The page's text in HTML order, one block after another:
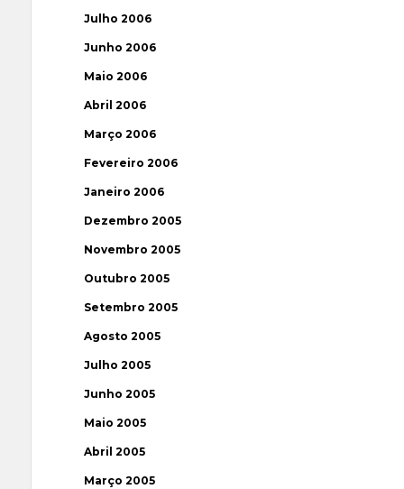
Julho 2006
Junho 2006
Maio 2006
Abril 2006
Março 2006
Fevereiro 2006
Janeiro 2006
Dezembro 2005
Novembro 2005
Outubro 2005
Setembro 2005
Agosto 2005
Julho 2005
Junho 2005
Maio 2005
Abril 2005
Março 2005